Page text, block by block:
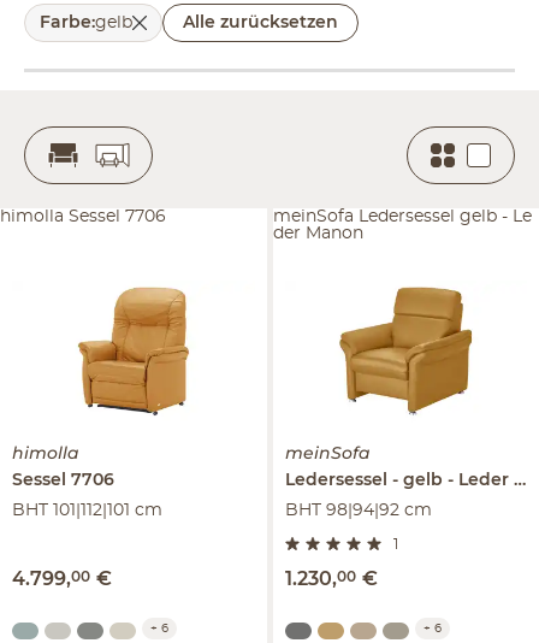
Farbe:gelb Alle zurücksetzen
himolla
Sessel 7706
BHT 101|112|101 cm
4.799,00 €
himolla Sessel 7706
+ 6
meinSofa
Ledersessel gelb - Leder
BHT 98|94|92 cm
1
1.230,00 €
meinSofa Ledersessel gelb - Le
der Manon
+ 6